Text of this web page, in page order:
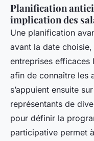
Planification
implication des
Une planification
avant la date
entreprises efficaces
afin de connaître les
s’appuient ensuite
représentants de
pour définir la
participative permet